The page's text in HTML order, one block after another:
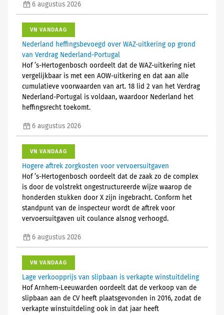
6 augustus 2026
VN VANDAAG
Nederland heffingsbevoegd over WAZ-uitkering op grond
van Verdrag Nederland-Portugal
Hof ’s-Hertogenbosch oordeelt dat de WAZ-uitkering niet
vergelijkbaar is met een AOW-uitkering en dat aan alle
cumulatieve voorwaarden van art. 18 lid 2 van het Verdrag
Nederland-Portugal is voldaan, waardoor Nederland het
heffingsrecht toekomt.
6 augustus 2026
VN VANDAAG
Hogere aftrek zorgkosten voor vervoersuitgaven
Hof ’s-Hertogenbosch oordeelt dat de zaak zo de complex
is door de volstrekt ongestructureerde wijze waarop de
honderden stukken door X zijn ingebracht. Conform het
standpunt van de inspecteur wordt de aftrek voor
vervoersuitgaven uit coulance alsnog verhoogd.
6 augustus 2026
VN VANDAAG
Lage verkoopprijs van slipbaan is verkapte winstuitdeling
Hof Arnhem-Leeuwarden oordeelt dat de verkoop van de
slipbaan aan de CV heeft plaatsgevonden in 2016, zodat de
verkapte winstuitdeling ook in dat jaar heeft